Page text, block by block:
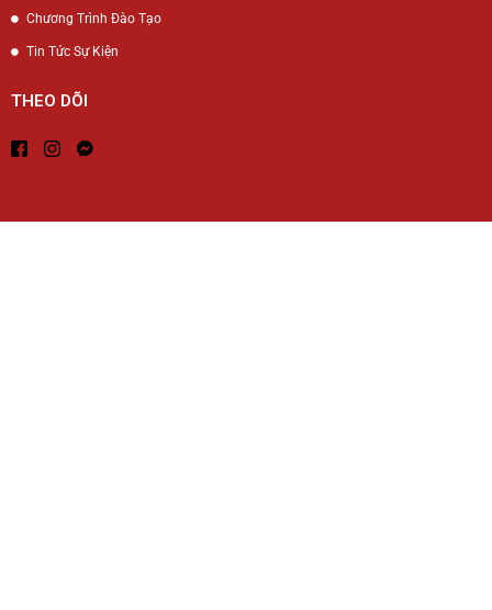
Chương Trình Đào Tạo
Tin Tức Sự Kiện
THEO DÕI